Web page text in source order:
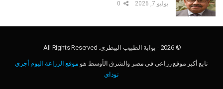
يوليو 7, 2026
© 2026 - بوابة الطبيب البيطري. All Rights Reserved.
تابع أكبر موقع زراعي في مصر والشرق الأوسط هو موقع الزراعة اليوم أجري
توداي